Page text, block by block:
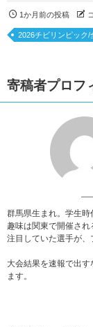
1か月前の投稿
2026チビリンピック/
寄稿者プロフ
群馬県生まれ。学生時
趣味は関東で開催され
注目していた選手が、
大会結果を速報で出
ます。